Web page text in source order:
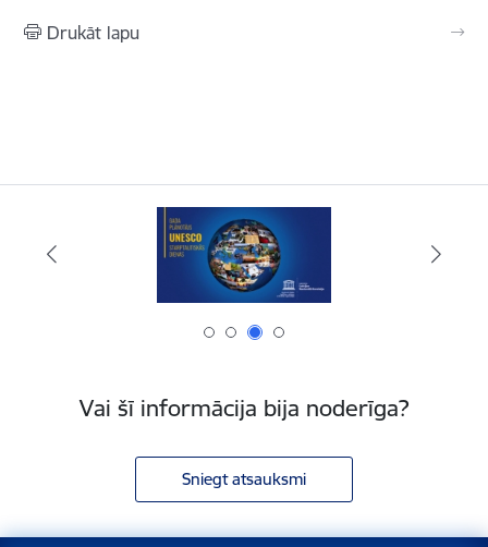
Drukāt lapu
Vai šī informācija bija noderīga?
Sniegt atsauksmi